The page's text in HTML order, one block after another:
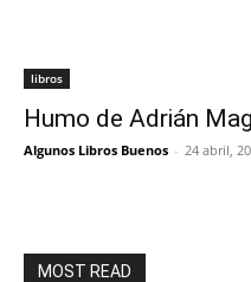
libros
Humo de Adrián
Algunos Libros Buenos - 24 abril,
MOST READ